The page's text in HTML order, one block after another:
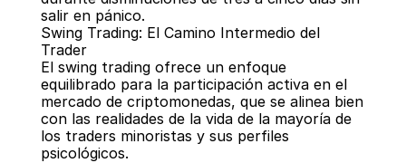
salir en pánico.
Swing Trading: El Camino Intermedio del
Trader
El swing trading ofrece un enfoque
equilibrado para la participación activa en el
mercado de criptomonedas, que se alinea bien
con las realidades de la vida de la mayoría de
los traders minoristas y sus perfiles
psicológicos.